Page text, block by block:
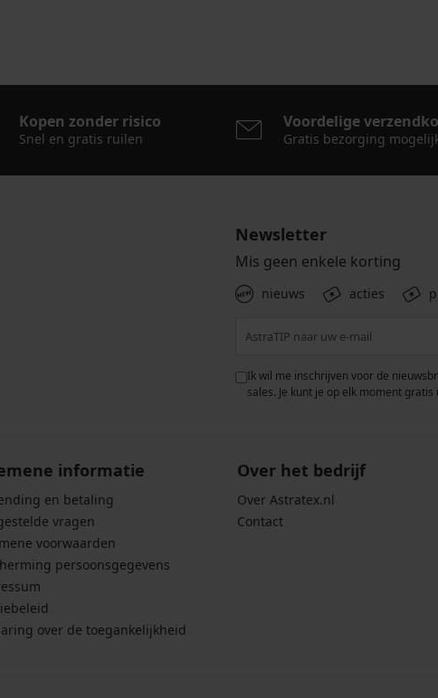
Kopen zonder risico
Snel en gratis ruilen
Voordelige
Gratis bezorging
Newsletter
Mis geen enkele korting
nieuws acties
Ik wil me inschrijven voor de
sales. Je kunt je op elk moment
informatie
en betaling
vragen
voorwaarden
persoonsgegevens
over de toegankelijkheid
Over het bedrijf
Over Astratex.nl
Contact